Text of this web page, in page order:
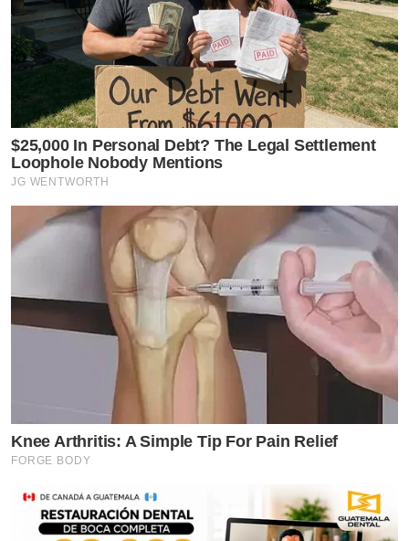
$25,000 In Personal Debt? The Legal Settlement
Loophole Nobody Mentions
JG WENTWORTH
Knee Arthritis: A Simple Tip For Pain Relief
FORGE BODY